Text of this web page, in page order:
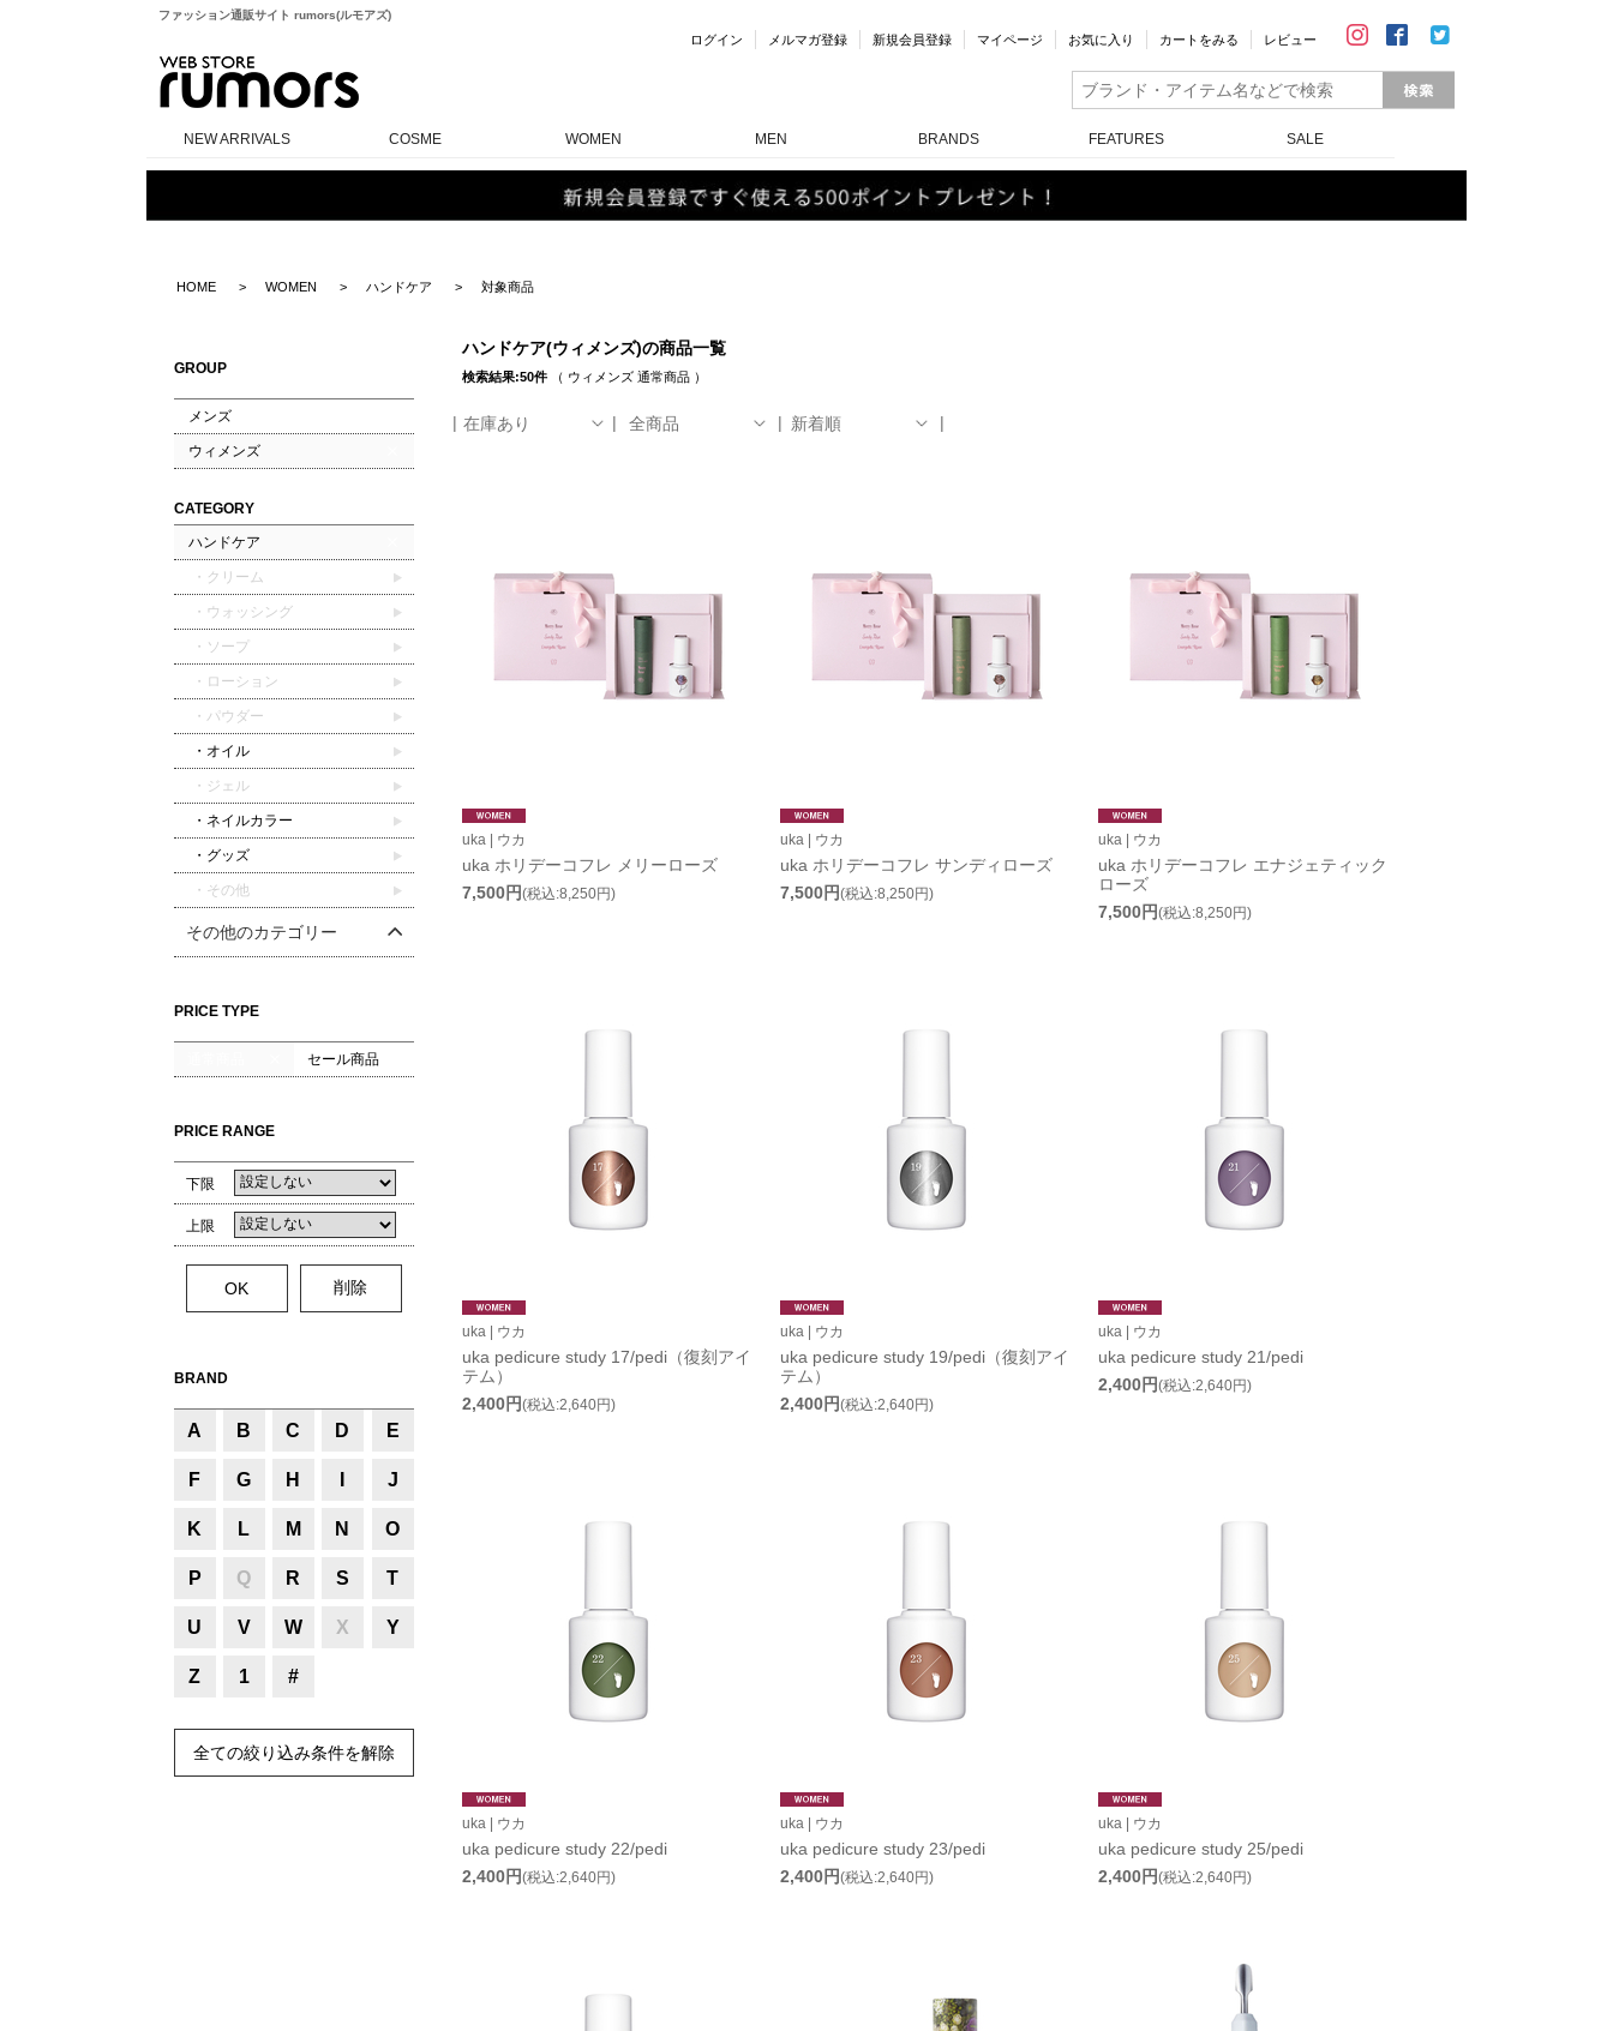
ファッション通販サイト rumors(ルモアズ)
ログイン メルマガ登録 新規会員登録 マイページ お気に入り カートをみる レビュー
NEW ARRIVALS COSME WOMEN MEN BRANDS FEATURES SALE
HOME WOMEN ハンドケア 対象商品
GROUP
メンズ
ウィメンズ
CATEGORY
ハンドケア
・クリーム
・ウォッシング
・ソープ
・ローション
・パウダー
・オイル
・ジェル
・ネイルカラー
・グッズ
・その他
その他のカテゴリー
PRICE TYPE
セール商品
PRICE RANGE
下限
上限
BRAND
A B C D E
F G H J
K L M N O
P Q R S T
U V W X Y
Z 1 #
全ての絞り込み条件を解除
ハンドケア(ウィメンズ)の商品一覧
検索結果:50件（ ウィメンズ 通常商品）
在庫あり 全商品 新着順
uka | ウカ
uka ホリデーコフレ メリーローズ
7,500円(税込:8,250円)
uka | ウカ
uka ホリデーコフレ サンディローズ
7,500円(税込:8,250円)
uka | ウカ
uka ホリデーコフレ エナジェティック
ローズ
7,500円(税込:8,250円)
uka | ウカ
uka pedicure study 17/pedi（復刻アイ
テム）
2,400円(税込:2,640円)
uka | ウカ
uka pedicure study 19/pedi（復刻アイ
テム）
2,400円(税込:2,640円)
uka | ウカ
uka pedicure study 21/pedi
2,400円(税込:2,640円)
uka | ウカ
uka pedicure study 22/pedi
2,400円(税込:2,640円)
uka | ウカ
uka pedicure study 23/pedi
2,400円(税込:2,640円)
uka | ウカ
uka pedicure study 25/pedi
2,400円(税込:2,640円)